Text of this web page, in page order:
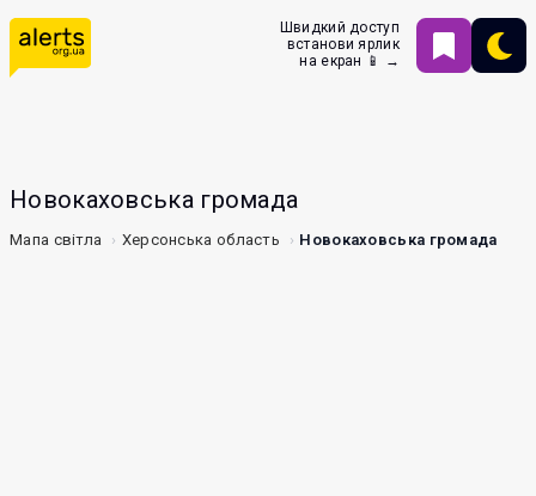
Швидкий доступ
встанови ярлик
на екран 📱 →
Новокаховська громада
Мапа світла Херсонська область Новокаховська громада